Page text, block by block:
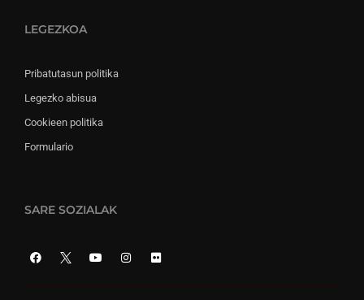
LEGEZKOA
Pribatutasun politika
Legezko abisua
Cookieen politika
Formulario
SARE SOZIALAK